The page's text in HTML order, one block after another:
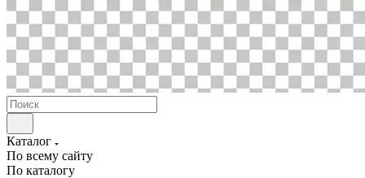
Каталог
По всему сайту
По каталогу